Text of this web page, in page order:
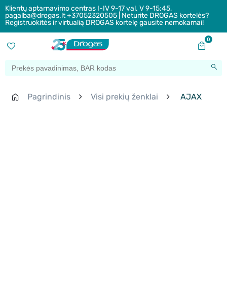
Klientų aptarnavimo centras I-IV 9-17 val. V 9-15:45,
pagalba@drogas.lt +37052320505 | Neturite DROGAS kortelės?
Registruokitės ir virtualią DROGAS kortelę gausite nemokamai!
0
Pagrindinis Visi prekių ženklai AJAX